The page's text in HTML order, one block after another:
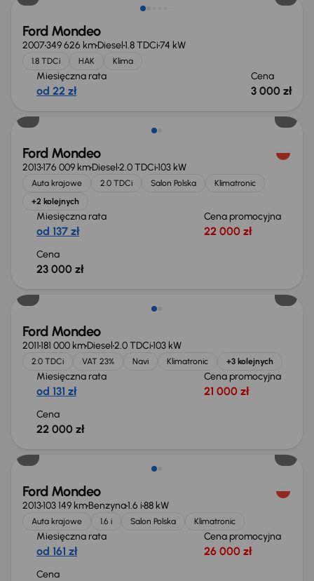
Ford Mondeo
2007349 626 kmDiesel1.8 TDCi74 kW
1.8 TDCi HAK Klima
Miesięczna rata
od 22 zł
Cena
3 000 zł
Ford Mondeo
2013176 009 kmDiesel2.0 TDCi103 kW
Auta krajowe 2.0 TDCi Salon Polska
Klimatronic
+2 kolejnych
Miesięczna rata
od 137 zł
Cena promocyjna
22 000 zł
Cena
23 000 zł
Ford Mondeo
2011181 000 kmDiesel2.0 TDCi103 kW
2.0 TDCi VAT 23% Navi Klimatronic +3 kolejnych
Miesięczna rata
od 131 zł
Cena promocyjna
21 000 zł
Cena
22 000 zł
Ford Mondeo
2013103 149 kmBenzyna1.6 i88 kW
Auta krajowe 1.6 i Salon Polska Klimatronic
Miesięczna rata
od 161 zł
Cena promocyjna
26 000 zł
Cena